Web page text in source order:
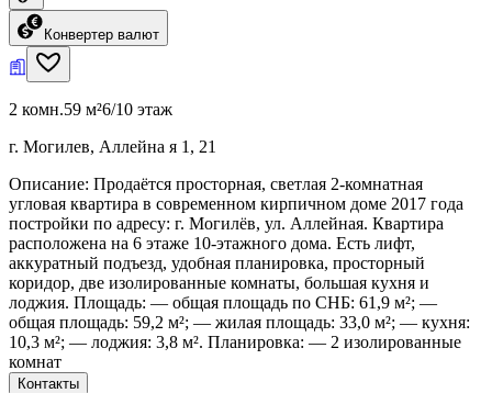
Конвертер валют
2 комн.59 м²6/10 этаж
г. Могилев, Аллейна я 1, 21
Описание: Продаётся просторная, светлая 2-комнатная
угловая квартира в современном кирпичном доме 2017 года
постройки по адресу: г. Могилёв, ул. Аллейная. Квартира
расположена на 6 этаже 10-этажного дома. Есть лифт,
аккуратный подъезд, удобная планировка, просторный
коридор, две изолированные комнаты, большая кухня и
лоджия. Площадь: — общая площадь по СНБ: 61,9 м²; —
общая площадь: 59,2 м²; — жилая площадь: 33,0 м²; — кухня:
10,3 м²; — лоджия: 3,8 м². Планировка: — 2 изолированные
комнат
Контакты